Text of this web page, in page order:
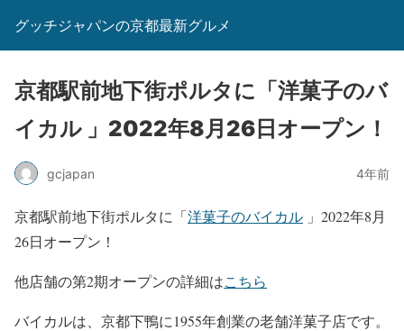
グッチジャパンの京都最新グルメ
京都駅前地下街ポルタに「洋菓子のバ
イカル 」2022年8月26日オープン！
gcjapan 4年前
京都駅前地下街ポルタに「洋菓子のバイカル 」2022年8月
26日オープン！
他店舗の第2期オープンの詳細はこちら
バイカルは、京都下鴨に1955年創業の老舗洋菓子店です。